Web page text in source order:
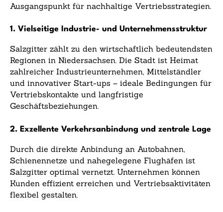
Ausgangspunkt für nachhaltige Vertriebsstrategien.
1. Vielseitige Industrie- und Unternehmensstruktur
Salzgitter zählt zu den wirtschaftlich bedeutendsten
Regionen in Niedersachsen. Die Stadt ist Heimat
zahlreicher Industrieunternehmen, Mittelständler
und innovativer Start-ups – ideale Bedingungen für
Vertriebskontakte und langfristige
Geschäftsbeziehungen.
2. Exzellente Verkehrsanbindung und zentrale Lage
Durch die direkte Anbindung an Autobahnen,
Schienennetze und nahegelegene Flughäfen ist
Salzgitter optimal vernetzt. Unternehmen können
Kunden effizient erreichen und Vertriebsaktivitäten
flexibel gestalten.